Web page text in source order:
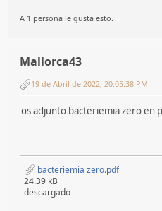
A 1 persona le gusta esto.
Mallorca43
19 de Abril de 2022, 20:05:38 PM
os adjunto bacteriemia zero en
bacteriemia zero.pdf
24.39 kB
descargado